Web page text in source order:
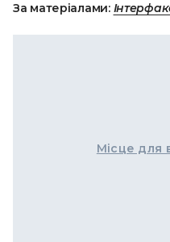
За матеріалами:
Місце для